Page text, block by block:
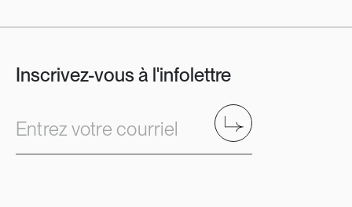
Inscrivez-vous à l'infolettre
Entrez votre courriel Envoyer